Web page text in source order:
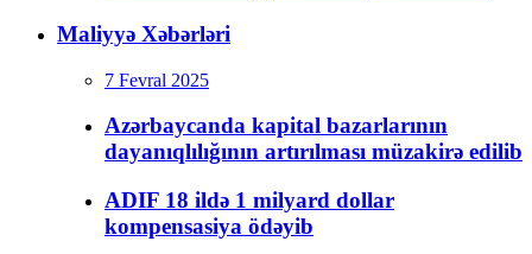
Maliyyə Xəbərləri
7 Fevral 2025
Azərbaycanda kapital bazarlarının
dayanıqlılığının artırılması müzakirə edilib
ADIF 18 ildə 1 milyard dollar
kompensasiya ödəyib